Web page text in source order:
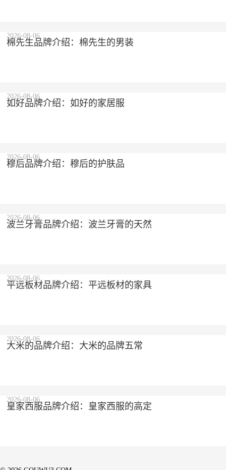
棉先生品牌介绍：棉先生的男装
2026-08-06
如好品牌介绍：如好的家居服
2026-08-06
穆后品牌介绍：穆后的护肤品
2026-08-06
波兰牙膏品牌介绍：波兰牙膏的天然
2026-08-06
平远板材品牌介绍：平远板材的家具
2026-08-06
大米的品牌介绍：大米的品牌五常
2026-08-06
皇家西服品牌介绍：皇家西服的高定
2026-08-06